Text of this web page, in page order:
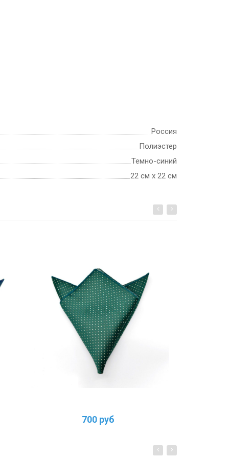
Россия
Полиэстер
Темно-синий
22 см х 22 см
700 руб